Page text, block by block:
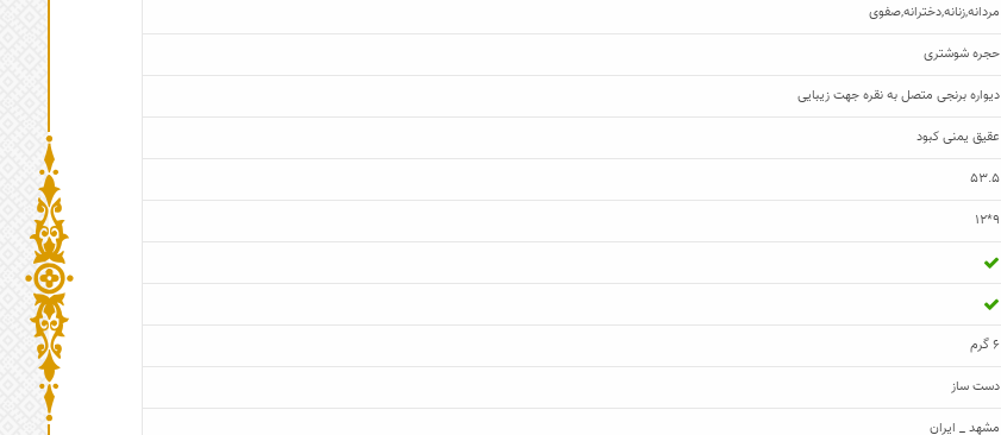
مردانه,زنانه,دخترانه,صفوی
حجره شوشتری
دیواره برنجی متصل به نقره جهت زیبایی
عقیق یمنی کبود
53.5
9*12
6 گرم
دست ساز
مشهد _ ایران